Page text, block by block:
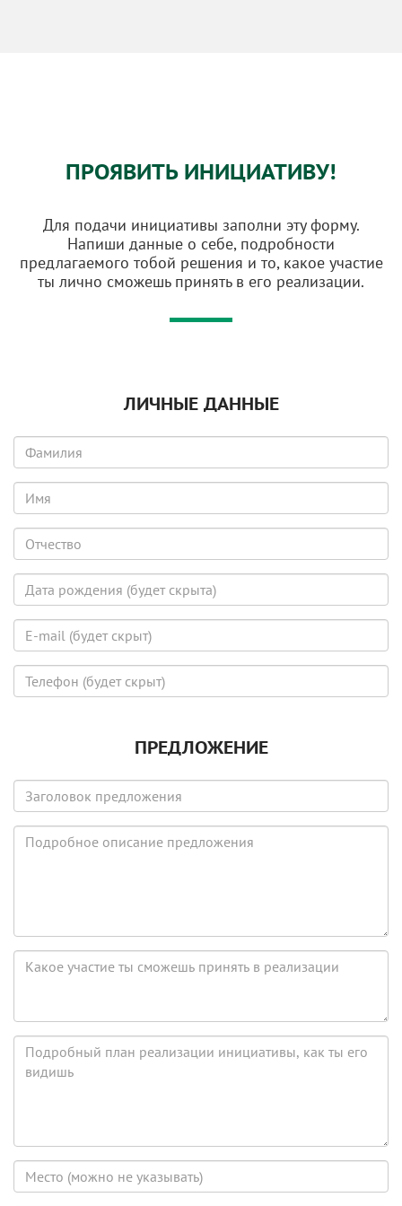
ПРОЯВИТЬ ИНИЦИАТИВУ!
Для подачи инициативы заполни эту форму.
Напиши данные о себе, подробности
предлагаемого тобой решения и то, какое участие
ты лично сможешь принять в его реализации.
ЛИЧНЫЕ ДАННЫЕ
Фамилия
Имя
Отчество
Дата
рождения
(будет
скрыта)
mail
(будет
скрыт)
Телефон
(будет
ПРЕДЛОЖЕНИЕ
Заголовок
предложения
Подробное
описание
Какое
сможешь
принять
реализации
Подробный
реализации
ты
его
видишь
Место
(можно